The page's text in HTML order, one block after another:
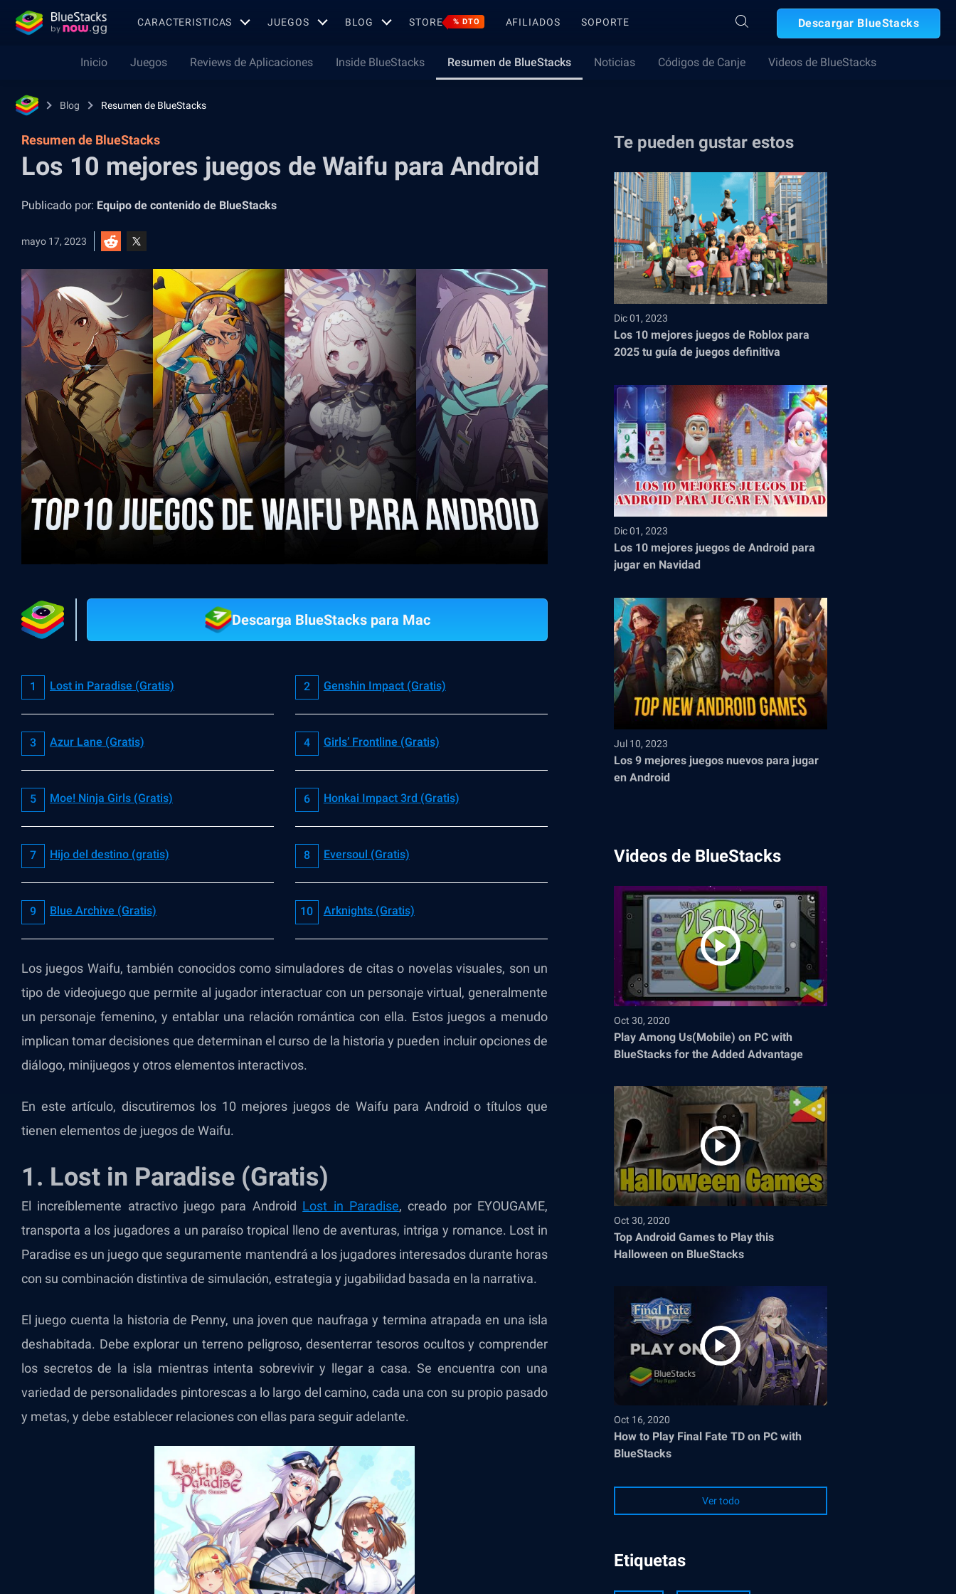
CARACTERISTICAS JUEGOS BLOG STORE % DTO AFILIADOS SOPORTE Descargar BlueStacks
Inicio Juegos Reviews de Aplicaciones Inside BlueStacks Resumen de BlueStacks Noticias Códigos de Canje Videos de BlueStacks
Blog Resumen de BlueStacks
Resumen de BlueStacks
Los 10 mejores juegos de Waifu para Android
Publicado por: Equipo de contenido de BlueStacks
mayo 17, 2023
Descarga BlueStacks para Mac
Lost in Paradise (Gratis) Genshin Impact (Gratis)
Azur Lane (Gratis) Girls’ Frontline (Gratis)
Moe! Ninja Girls (Gratis) Honkai Impact 3rd (Gratis)
Hijo del destino (gratis) Eversoul (Gratis)
Blue Archive (Gratis) Arknights (Gratis)
Los juegos Waifu, también conocidos como simuladores de citas o novelas visuales, son un
tipo de videojuego que permite al jugador interactuar con un personaje virtual, generalmente
un personaje femenino, y entablar una relación romántica con ella. Estos juegos a menudo
implican tomar decisiones que determinan el curso de la historia y pueden incluir opciones de
diálogo, minijuegos y otros elementos interactivos.
En este artículo, discutiremos los 10 mejores juegos de Waifu para Android o títulos que
tienen elementos de juegos de Waifu.
1. Lost in Paradise (Gratis)
El increíblemente atractivo juego para Android Lost in Paradise, creado por EYOUGAME,
transporta a los jugadores a un paraíso tropical lleno de aventuras, intriga y romance. Lost in
Paradise es un juego que seguramente mantendrá a los jugadores interesados ​​durante horas
con su combinación distintiva de simulación, estrategia y jugabilidad basada en la narrativa.
El juego cuenta la historia de Penny, una joven que naufraga y termina atrapada en una isla
deshabitada. Debe explorar un terreno peligroso, desenterrar tesoros ocultos y comprender
los secretos de la isla mientras intenta sobrevivir y llegar a casa. Se encuentra con una
variedad de personalidades pintorescas a lo largo del camino, cada una con su propio pasado
y metas, y debe establecer relaciones con ellas para seguir adelante.
Te pueden gustar estos
Dic 01, 2023
Los 10 mejores juegos de Roblox para
2025 tu guía de juegos definitiva
Dic 01, 2023
Los 10 mejores juegos de Android para
jugar en Navidad
Jul 10, 2023
Los 9 mejores juegos nuevos para jugar
en Android
Videos de BlueStacks
Oct 30, 2020
Play Among Us(Mobile) on PC with
BlueStacks for the Added Advantage
Oct 30, 2020
Top Android Games to Play this
Halloween on BlueStacks
Oct 16, 2020
How to Play Final Fate TD on PC with
BlueStacks
Ver todo
Etiquetas